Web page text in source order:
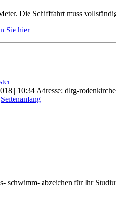
Die Schifffahrt muss
Sie hier.
| 10:34 Adresse: dlrg-
Seitenanfang
schwimm- abzeichen für Ihr